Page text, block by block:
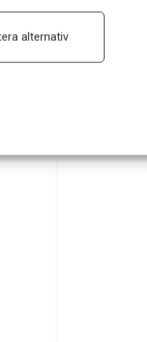
ALLTID AKTIV
alternativ